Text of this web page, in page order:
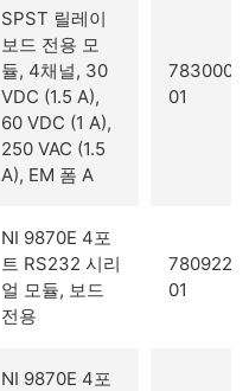
SPST 릴레이
보드 전용 모
듈, 4채널, 30
VDC (1.5 A),
60 VDC (1 A),
250 VAC (1.5
A), EM 폼 A
783000-
01
NI 9870E 4포
트 RS232 시리
얼 모듈, 보드
전용
780922-
01
NI 9870E 4포